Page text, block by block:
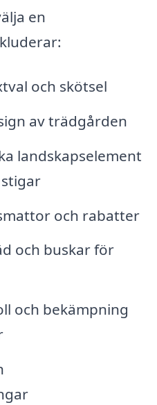
en
och skötsel
av trädgården
landskapselement
och rabatter
och buskar för
och bekämpning